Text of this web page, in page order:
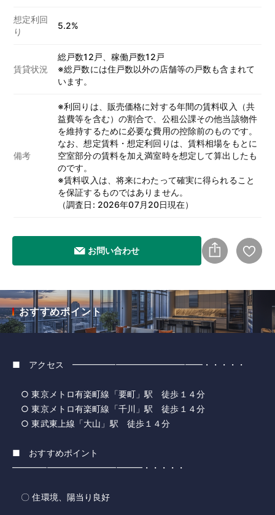
想定利回
り
5.2%
賃貸状況
総戸数12戸、稼働戸数12戸
※総戸数には住戸数以外の店舗等の戸数も含まれて
います。
備考
※利回りは、販売価格に対する年間の賃料収入（共
益費等を含む）の割合で、公租公課その他当該物件
を維持するために必要な費用の控除前のものです。
なお、想定賃料・想定利回りは、賃料相場をもとに
空室部分の賃料を加え満室時を想定して算出したも
のです。
※賃料収入は、将来にわたって確実に得られること
を保証するものではありません。
（調査日: 2026年07月20日現在）
お問い合わせ
おすすめポイント
■ アクセス ━━━━━━━━━━━━━━━・・・・・
○ 東京メトロ有楽町線「要町」駅 徒歩１４分
○ 東京メトロ有楽町線「千川」駅 徒歩１４分
○ 東武東上線「大山」駅 徒歩１４分
■ おすすめポイント
━━━━━━━━━━━━━━━・・・・・
〇 住環境、陽当り良好